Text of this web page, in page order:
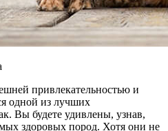
привлекательностью и
одной из лучших
Вы будете удивлены, узнав,
здоровых пород. Хотя они не